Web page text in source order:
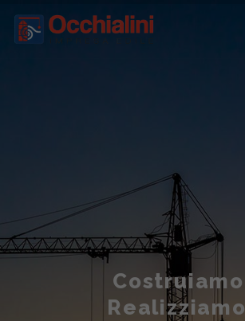
Costruiamo
Realizziamo